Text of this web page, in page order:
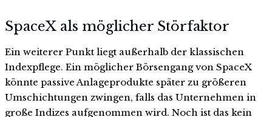
SpaceX als möglicher Störfaktor
Ein weiterer Punkt liegt außerhalb der klassischen
Indexpflege. Ein möglicher Börsengang von SpaceX
könnte passive Anlageprodukte später zu größeren
Umschichtungen zwingen, falls das Unternehmen in
große Indizes aufgenommen wird. Noch ist das kein